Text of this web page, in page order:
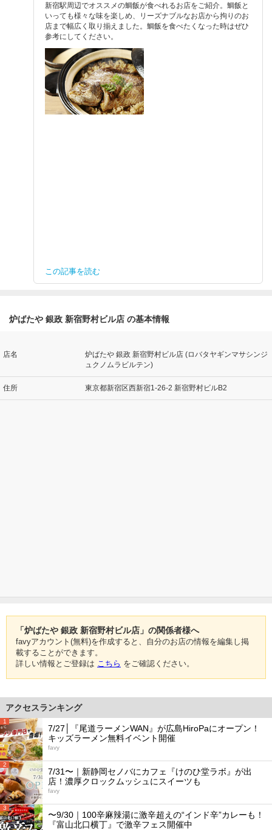
新宿駅周辺でオススメの鯛飯が食べれるお店をご紹介。鯛飯と
いっても様々な味を楽しめ、リーズナブルなお店から拘りのお
店まで幅広く取り揃えました。鯛飯を食べたくなった時はぜひ
参考にしてください。
この記事を読む
炉ばたや 銀政 新宿野村ビル店 の基本情報
店名
炉ばたや 銀政 新宿野村ビル店 (ロバタヤギンマサシンジ
ュクノムラビルテン)
住所 東京都新宿区西新宿1-26-2 新宿野村ビルB2
「炉ばたや 銀政 新宿野村ビル店」の関係者様へ
favyアカウント(無料)を作成すると、自分のお店の情報を編集し掲
載することができます。
詳しい情報とご登録は こちら をご確認ください。
アクセスランキング
1
7/27│『尾道ラーメンWAN』が広島HiroPaにオープン！
キッズラーメン無料イベント開催
favy
2
7/31〜｜新静岡セノバにカフェ『けのひ堂ラボ』が出
店！濃厚クロックムッシュにスイーツも
favy
3
〜9/30｜100辛麻辣湯に激辛超えの“インド辛”カレーも！
『富山北口横丁』で激辛フェス開催中